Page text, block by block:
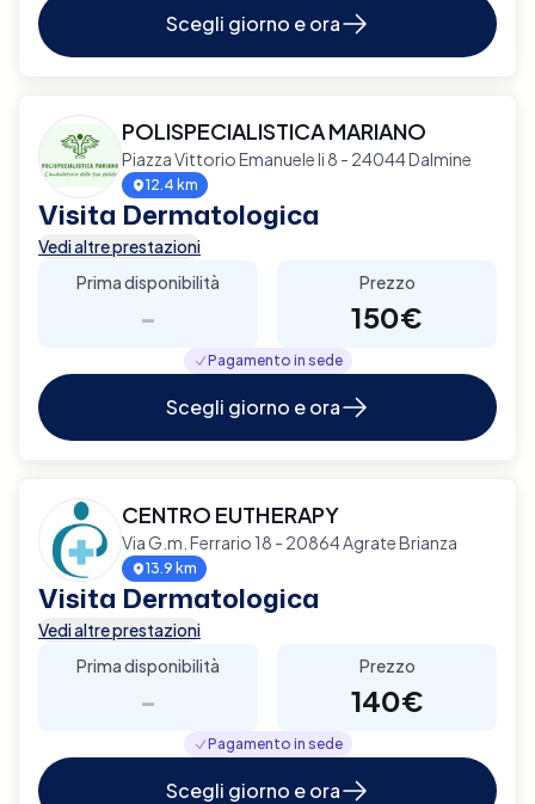
Scegli giorno e ora
POLISPECIALISTICA MARIANO
Piazza Vittorio Emanuele Ii 8 - 24044 Dalmine
12.4 km
Visita Dermatologica
Vedi altre prestazioni
Prima disponibilità
-
Prezzo
150€
Pagamento in sede
Scegli giorno e ora
CENTRO EUTHERAPY
Via G.m. Ferrario 18 - 20864 Agrate Brianza
13.9 km
Visita Dermatologica
Vedi altre prestazioni
Prima disponibilità
-
Prezzo
140€
Pagamento in sede
Scegli giorno e ora